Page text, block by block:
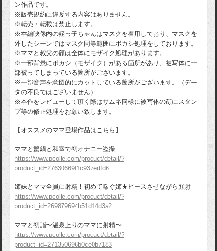
ン作品です。
※販売規約に違反する内容はありません。
※転売・転載は禁止します。
※本編映像内の姪っ子ちゃんはマスクを着用しており、マスクを
外したシーンではマスク同等範囲にボカシ処理をしております。
※ママと叔父の顔は全体にモザイク処理があります。
※一部背景にボカシ（モザイク）がある箇所があり、被写体に一
部被ってしまっている箇所がございます。
※一部音声を意図的にカットしている箇所がございます。（デー
タの不良ではございません）
※本作をレビューして頂く際はサムネ同様に被写体の顔にスタン
プ等の修正処理をお願い致します。
【オススメのママ登場作品はこちら】
ママと蟹鍋と和室で初オナニー盗撮
https://www.pcolle.com/product/detail/?
product_id=27630669f1c937edfd6
姉妹とママ全員に射精！初めて喘ぐ姉★ピースさせながら顔射
https://www.pcolle.com/product/detail/?
product_id=269879694b51d14d3a2
ママと初詣〜温泉上りのママに射精〜
https://www.pcolle.com/product/detail/?
product_id=271350696b0ce0b7183